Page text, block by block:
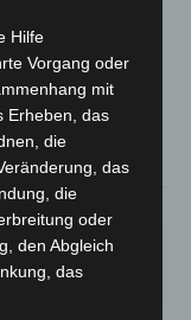
20°
17.7°
9%
DI.
22°
MI.
Hilfe
Vorgang oder
mit
Erheben, das
die
das
die
oder
den Abgleich
das